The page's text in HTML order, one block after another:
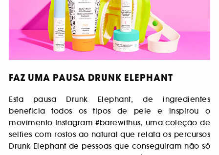
FAZ UMA PAUSA DRUNK ELEPHANT
Esta pausa Drunk Elephant, de ingredientes
beneficia todos os tipos de pele e inspirou o
movimento Instagram #barewithus, uma coleção de
selfies com rostos ao natural que relata os percursos
Drunk Elephant de pessoas que conseguiram não só